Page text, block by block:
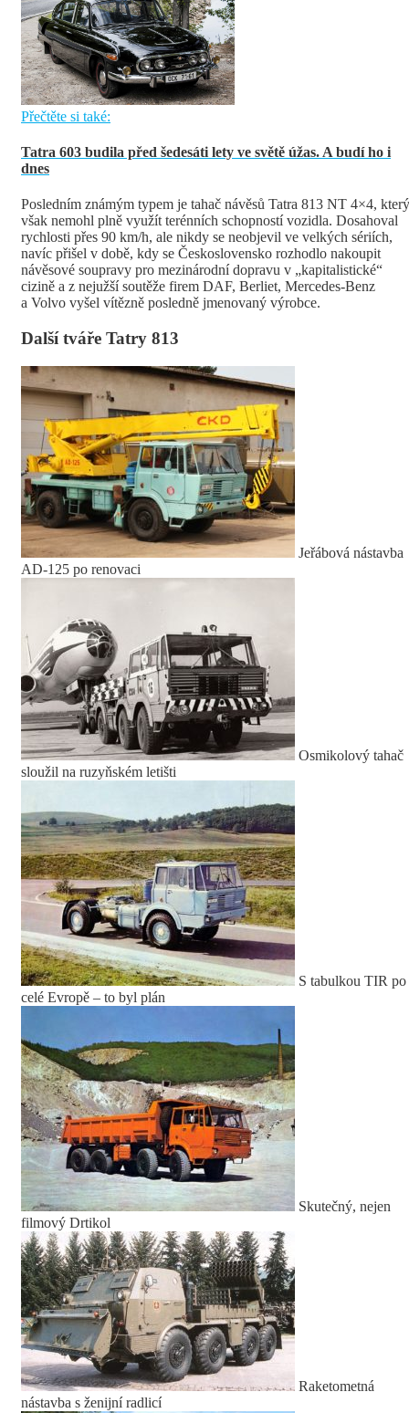
Přečtěte si také:
Tatra 603 budila před šedesáti lety ve světě úžas. A budí ho i
dnes
Posledním známým typem je tahač návěsů Tatra 813 NT 4×4, který
však nemohl plně využít terénních schopností vozidla. Dosahoval
rychlosti přes 90 km/h, ale nikdy se neobjevil ve velkých sériích,
navíc přišel v době, kdy se Československo rozhodlo nakoupit
návěsové soupravy pro mezinárodní dopravu v „kapitalistické“
cizině a z nejužší soutěže firem DAF, Berliet, Mercedes-Benz
a Volvo vyšel vítězně posledně jmenovaný výrobce.
Další tváře Tatry 813
Jeřábová nástavba
AD-125 po renovaci
Osmikolový tahač
sloužil na ruzyňském letišti
S tabulkou TIR po
celé Evropě – to byl plán
Skutečný, nejen
filmový Drtikol
Raketometná
nástavba s ženijní radlicí